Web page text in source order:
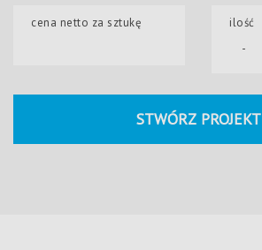
cena netto za sztukę
ilość
-
STWÓRZ PROJEKT